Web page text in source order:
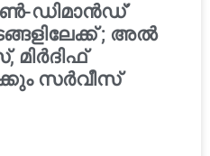
ഡിമാൻഡ്’
; അൽ
സർവീസ്